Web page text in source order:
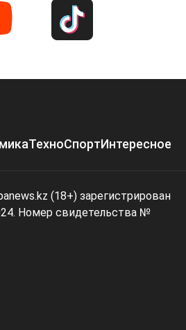
ТехноСпортИнтересное
(18+) зарегистрирован
Номер свидетельства №